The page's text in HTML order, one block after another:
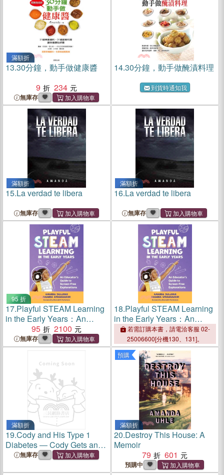
滿額折
13.30分鐘，動手做健康醬
9
234
無庫存
14.30分鐘，動手做醃漬料理
到貨時通知我
滿額折
15.La verdad te libera
無庫存
滿額折
16.La verdad te libera
無庫存
95 折
17.Playful STEAM Learning
in the Early Years：An
Educator's Guide to Screen-
Free Explorations
95 2100
無庫存
18.Playful STEAM Learning
in the Early Years：An
Educator's Guide to Screen-
Free Explorations
若需訂購本書，請電洽客服 02-
25006600[分機130、131]。
滿額折
19.Cody and His Type 1
Diabetes ― Cody Gets an
Insulin Pump and
無庫存
預購
滿額折
20.Destroy This House: A
Memoir
79
601
預購中